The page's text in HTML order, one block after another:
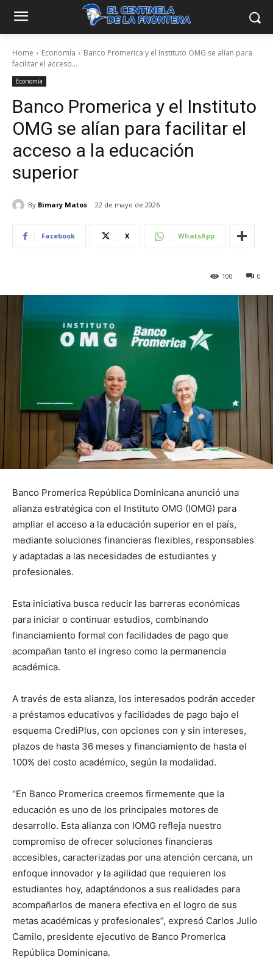
Home Economía
Banco Promerica y el Instituto OMG se alían para
facilitar el acceso...
Economía
Banco Promerica y el Instituto
OMG se alían para facilitar el
acceso a la educación
superior
By Bimary Matos 22 de mayo de 2026
Facebook X WhatsApp
0
100
Banco Promerica República Dominicana anunció una
alianza estratégica con el Instituto OMG (IOMG) para
ampliar el acceso a la educación superior en el país,
mediante soluciones financieras flexibles, responsables
y adaptadas a las necesidades de estudiantes y
profesionales.
Esta iniciativa busca reducir las barreras económicas
para iniciar o continuar estudios, combinando
financiamiento formal con facilidades de pago que
acompañan tanto el ingreso como la permanencia
académica.
A través de esta alianza, los interesados podrán acceder
a préstamos educativos y facilidades de pago bajo el
esquema CrediPlus, con opciones con y sin intereses,
plazos de hasta 36 meses y financiamiento de hasta el
100% del costo académico, según la modalidad.
“En Banco Promerica creemos firmemente que la
educación es uno de los principales motores de
desarrollo. Esta alianza con IOMG refleja nuestro
compromiso de ofrecer soluciones financieras
accesibles, caracterizadas por una atención cercana, un
enfoque innovador y la agilidad que requieren los
estudiantes hoy, adaptándonos a sus realidades para
acompañarlos de manera efectiva en el logro de sus
metas académicas y profesionales”, expresó Carlos Julio
Camilo, presidente ejecutivo de Banco Promerica
República Dominicana.